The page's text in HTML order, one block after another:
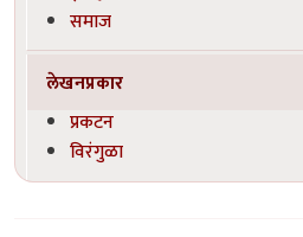
समाज
लेखनप्रकार
प्रकटन
विरंगुळा